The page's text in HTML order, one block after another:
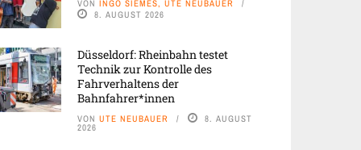
VON INGO SIEMES, UTE NEUBAUER
8. AUGUST 2026
Düsseldorf: Rheinbahn testet
Technik zur Kontrolle des
Fahrverhaltens der
Bahnfahrer*innen
VON UTE NEUBAUER 8. AUGUST
2026